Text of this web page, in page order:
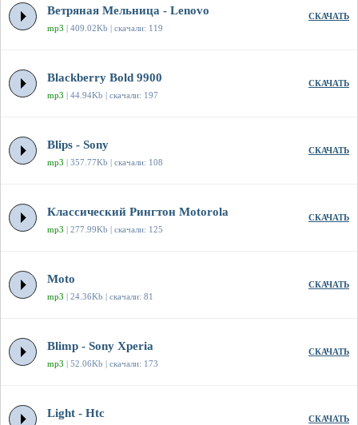
Ветряная Мельница - Lenovo
mp3 | 409.02Kb | скачали: 119
СКАЧАТЬ
Blackberry Bold 9900
mp3 | 44.94Kb | скачали: 197
СКАЧАТЬ
Blips - Sony
mp3 | 357.77Kb | скачали: 108
СКАЧАТЬ
Классический Рингтон Motorola
mp3 | 277.99Kb | скачали: 125
СКАЧАТЬ
Moto
mp3 | 24.36Kb | скачали: 81
СКАЧАТЬ
Blimp - Sony Xperia
mp3 | 52.06Kb | скачали: 173
СКАЧАТЬ
Light - Htc СКАЧАТЬ